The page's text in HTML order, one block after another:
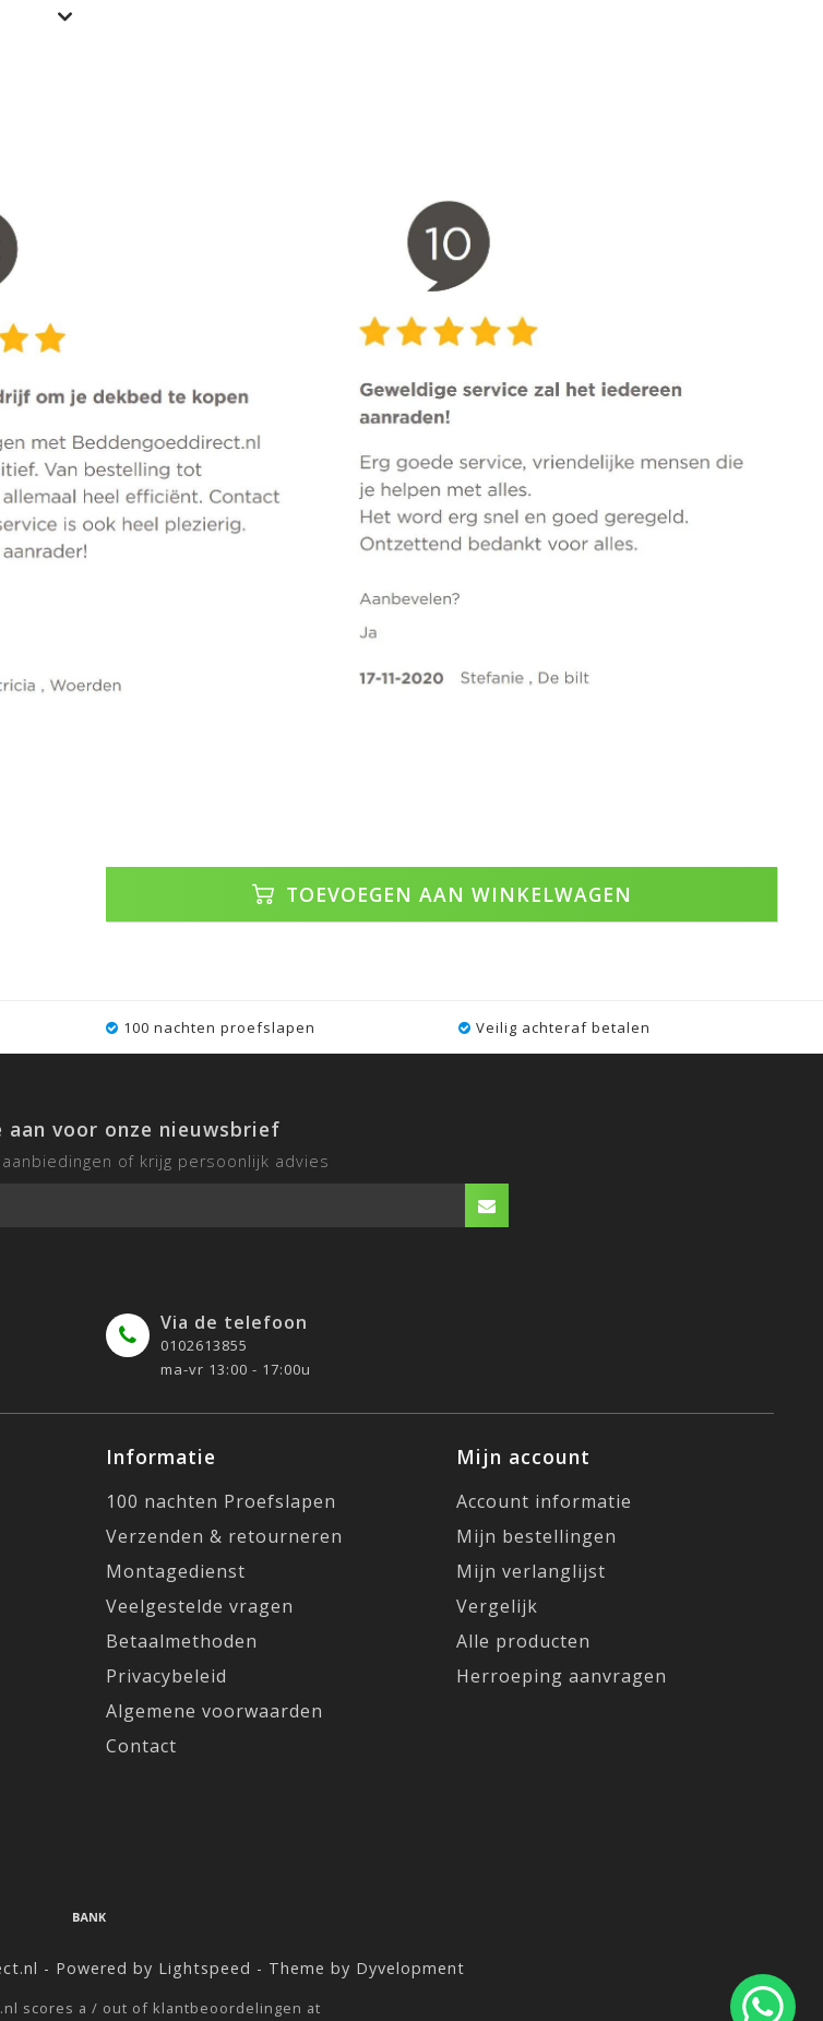
TOEVOEGEN AAN WINKELWAGEN
100 nachten proefslapen Veilig achteraf betalen
aan voor onze nieuwsbrief
of krijg persoonlijk advies
Via de telefoon
0102613855
ma-vr 13:00 - 17:00u
Informatie
100 nachten Proefslapen
Verzenden & retourneren
Montagedienst
Veelgestelde vragen
Betaalmethoden
Privacybeleid
Algemene voorwaarden
Contact
Mijn account
Account informatie
Mijn bestellingen
Mijn verlanglijst
Vergelijk
Alle producten
Herroeping aanvragen
- Powered by Lightspeed - Theme by Dyvelopment
scores a / out of klantbeoordelingen at